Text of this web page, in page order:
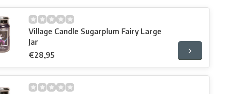
Village Candle Sugarplum Fairy Large
Jar
€28,95